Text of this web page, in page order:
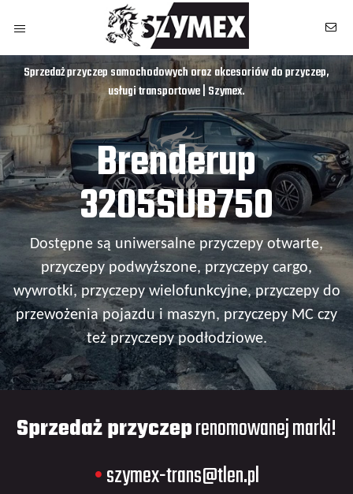
Sprzedaż przyczep samochodowych oraz akcesoriów do przyczep,
usługi transportowe | Szymex.
Brenderup
3205SUB750
Dostępne są uniwersalne przyczepy otwarte,
przyczepy podwyższone, przyczepy cargo,
wywrotki, przyczepy wielofunkcyjne, przyczepy do
przewożenia pojazdu i maszyn, przyczepy MC czy
też przyczepy podłodziowe.
Sprzedaż przyczeprenomowanej marki!
•szymex-trans@tlen.pl